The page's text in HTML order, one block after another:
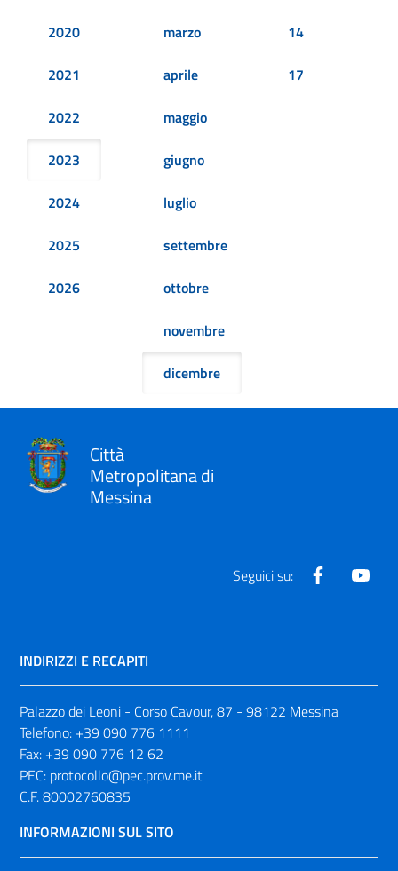
2020
2021
2022
2023
2024
2025
2026
marzo
aprile
maggio
giugno
luglio
settembre
ottobre
novembre
dicembre
14
17
Città
Metropolitana di
Messina
Seguici su: Facebook
INDIRIZZI E RECAPITI
Palazzo dei Leoni - Corso Cavour, 87 - 98122 Messina
Telefono: +39 090 776 1111
Fax: +39 090 776 12 62
PEC: protocollo@pec.prov.me.it
C.F. 80002760835
INFORMAZIONI SUL SITO